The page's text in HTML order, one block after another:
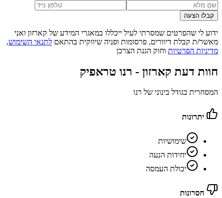
קבלו הצעה
ידוע לי שהפרטים שמסרתי לעיל ייכללו במאגרי המידע של קארזון ואני
מאשר/ת קבלת דיוורים, פרסומות ופניה שיווקית בהתאם לתנאי השימוש,
מדיניות הפרטיות וחוק הגנת הצרכן
חוות דעת קארזון - רנו טראפיק
המסחרית בגודל בינוני של רנו
יתרונות
שימושיות
יחידות הנעה
יכולת העמסה
חסרונות